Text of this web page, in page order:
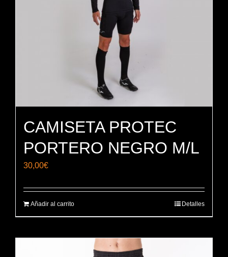
CAMISETA PROTEC
PORTERO NEGRO M/L
30,00€
Añadir al carrito Detalles